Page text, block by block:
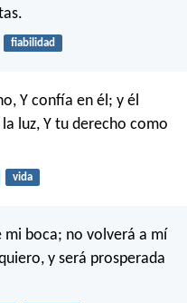
fiabilidad
Y confía en él; y él
luz, Y tu derecho como
vida
mi boca; no volverá a mí
y será prosperada